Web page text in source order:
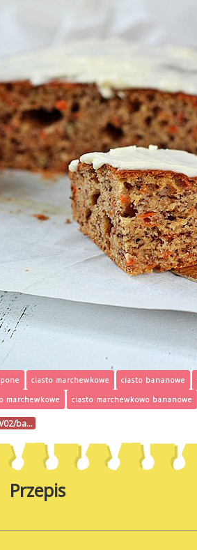
ciasto marchewkowe ciasto bananowe
marchewkowe ciasto marchewkowo bananowe
02/ba…
Przepis